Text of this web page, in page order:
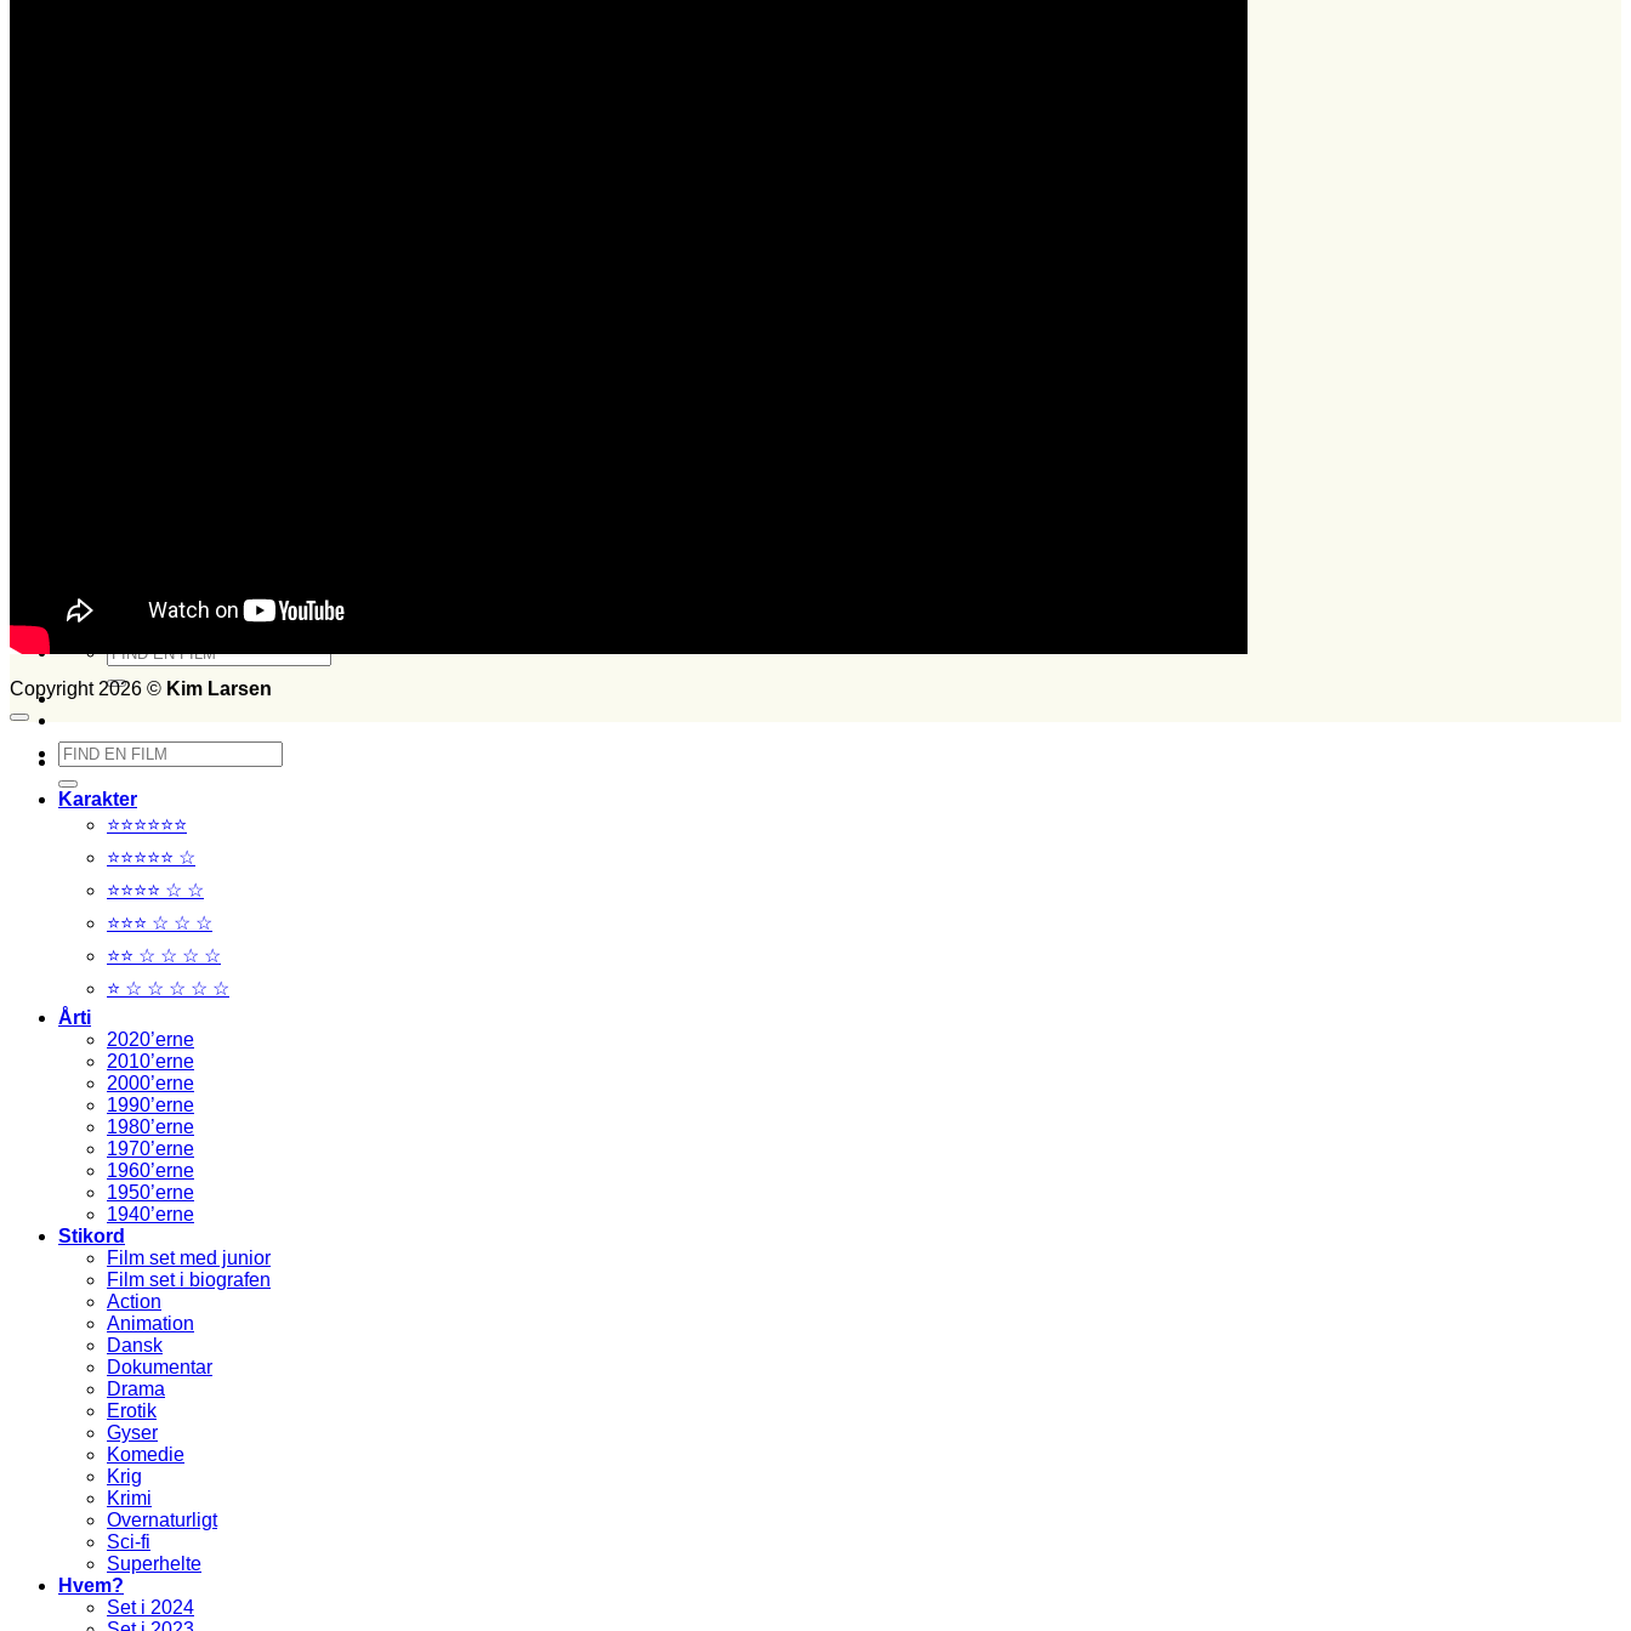
FILM SET:1026side 2014
Søg
efter:
Copyright 2026 © Kim Larsen
Søg
efter:
Karakter
⭐⭐⭐⭐⭐⭐
⭐⭐⭐⭐⭐ ☆
⭐⭐⭐⭐ ☆ ☆
⭐⭐⭐ ☆ ☆ ☆
⭐⭐ ☆ ☆ ☆ ☆
⭐ ☆ ☆ ☆ ☆ ☆
Årti
2020’erne
2010’erne
2000’erne
1990’erne
1980’erne
1970’erne
1960’erne
1950’erne
1940’erne
Stikord
Film set med junior
Film set i biografen
Action
Animation
Dansk
Dokumentar
Drama
Erotik
Gyser
Komedie
Krig
Krimi
Overnaturligt
Sci-fi
Superhelte
Hvem?
Set i 2024